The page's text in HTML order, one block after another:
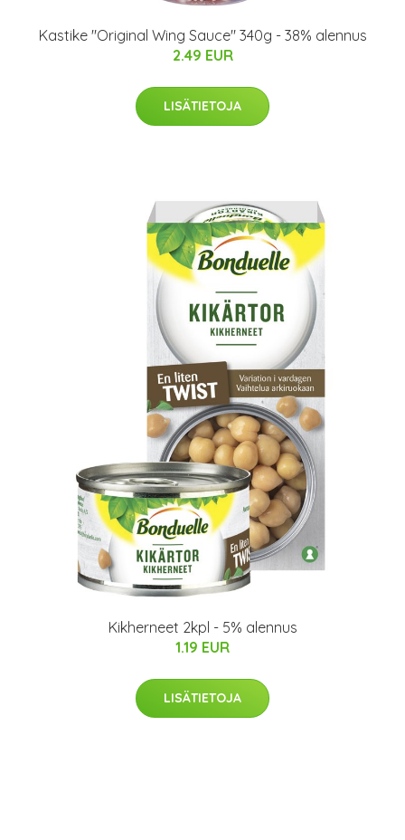
Kastike "Original Wing Sauce" 340g - 38% alennus
2.49 EUR
LISÄTIETOJA
Kikherneet 2kpl - 5% alennus
1.19 EUR
LISÄTIETOJA